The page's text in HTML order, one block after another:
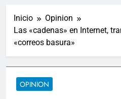
Inicio
Opinion
Las «cadenas» en Internet,
«correos basura»
OPINION